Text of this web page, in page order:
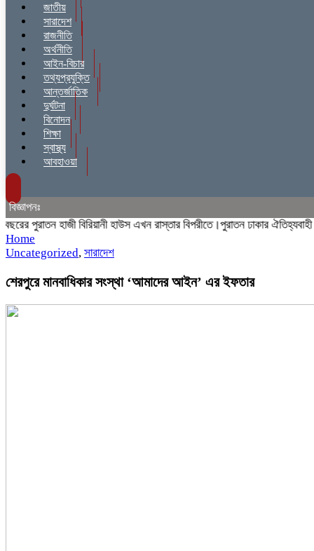
জাতীয়
সারাদেশ
রাজনীতি
অর্থনীতি
আইন-বিচার
তথ্যপ্রযুক্তি
আন্তর্জাতিক
দুর্ঘটনা
বিনোদন
শিক্ষা
স্বাস্থ্য
আবহাওয়া
বিজ্ঞাপনঃ
পুরাতন হাজী বিরিয়ানী হাউস এখন রাস্তার বিপরীতে।পুরাতন ঢাকার ঐতিহ্যবাহী
Home
Uncategorized, সারাদেশ
শেরপুরে মানবাধিকার সংস্থা ‘আমাদের আইন’ এর ইফতার